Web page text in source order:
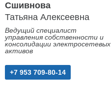
Сшивнова
Татьяна Алексеевна
Ведущий специалист
управления собственности и
консолидации электросетевых
активов
+7 953 709-80-14